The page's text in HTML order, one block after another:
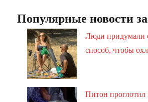
Популярные новости
Люди придумали
способ, чтобы
Питон